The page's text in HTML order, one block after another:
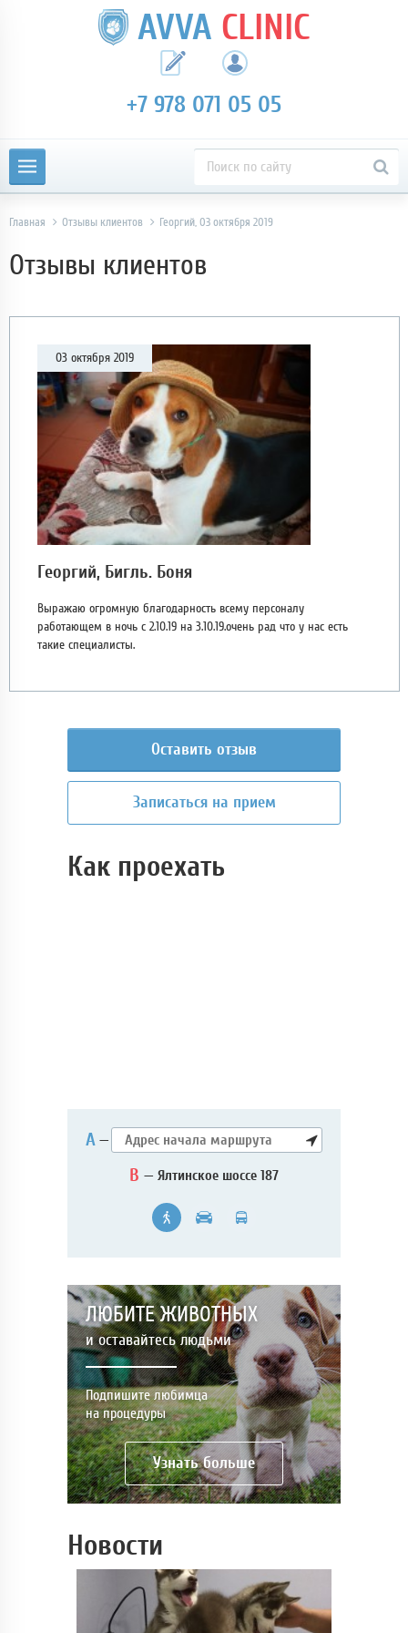
AVVA CLINIC
+7 978 071 05 05
Главная Отзывы клиентов Георгий, 03 октября 2019
Отзывы клиентов
03 октября 2019
Георгий, Бигль. Боня
Выражаю огромную благодарность всему персоналу
работающем в ночь с 2.10.19 на 3.10.19.очень рад что у нас есть
такие специалисты.
Оставить отзыв
Записаться на прием
Как проехать
А —
B — Ялтинское шоссе 187
ЛЮБИТЕ ЖИВОТНЫХ
и оставайтесь людьми
Подпишите любимца
на процедуры
Узнать больше
Новости